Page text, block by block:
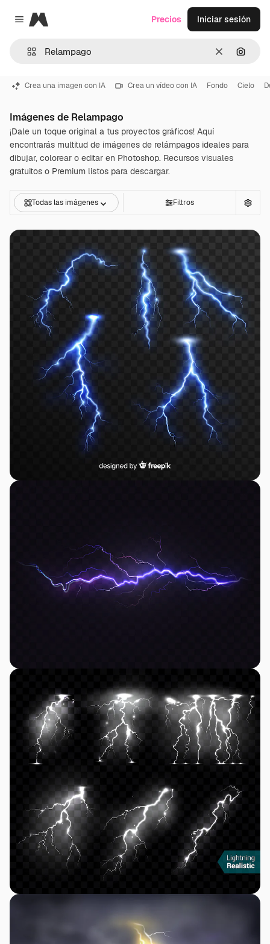
Close menu
Magnific
Borrar
Precios Iniciar sesión
Crea una imagen con IA Crea un vídeo con IA Fondo Cielo
Imágenes de Relampago
¡Dale un toque original a tus proyectos gráficos! Aquí
encontrarás multitud de imágenes de relámpagos ideales para
dibujar, colorear o editar en Photoshop. Recursos visuales
gratuitos o Premium listos para descargar.
Todas las imágenes Filtros